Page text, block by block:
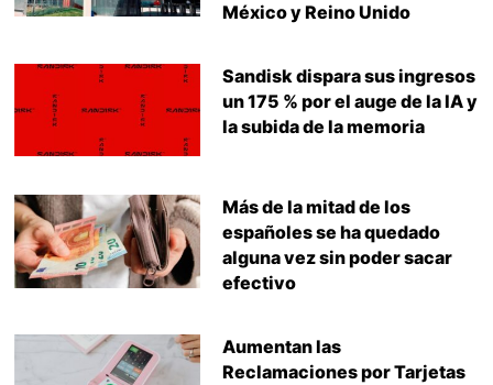
México y Reino Unido
Sandisk dispara sus ingresos
un 175 % por el auge de la IA y
la subida de la memoria
Más de la mitad de los
españoles se ha quedado
alguna vez sin poder sacar
efectivo
Aumentan las
Reclamaciones por Tarjetas